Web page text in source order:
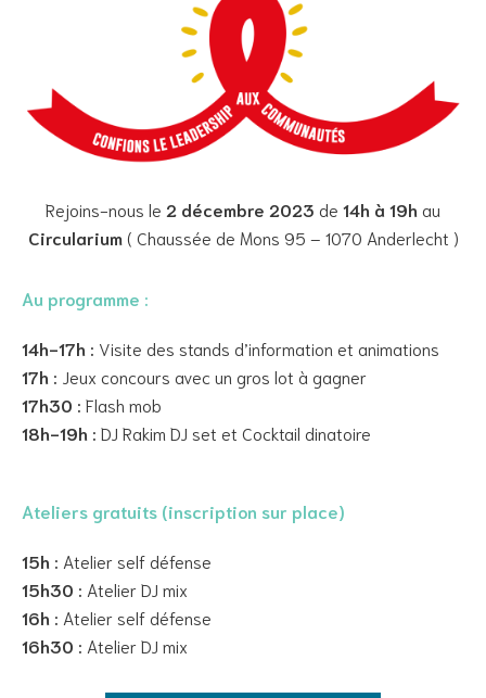
Rejoins-nous le 2 décembre 2023 de 14h à 19h au
Circularium ( Chaussée de Mons 95 – 1070 Anderlecht )
Au programme :
14h-17h : Visite des stands d’information et animations
17h : Jeux concours avec un gros lot à gagner
17h30 : Flash mob
18h-19h : DJ Rakim DJ set et Cocktail dinatoire
Ateliers gratuits (inscription sur place)
15h : Atelier self défense
15h30 : Atelier DJ mix
16h : Atelier self défense
16h30 : Atelier DJ mix